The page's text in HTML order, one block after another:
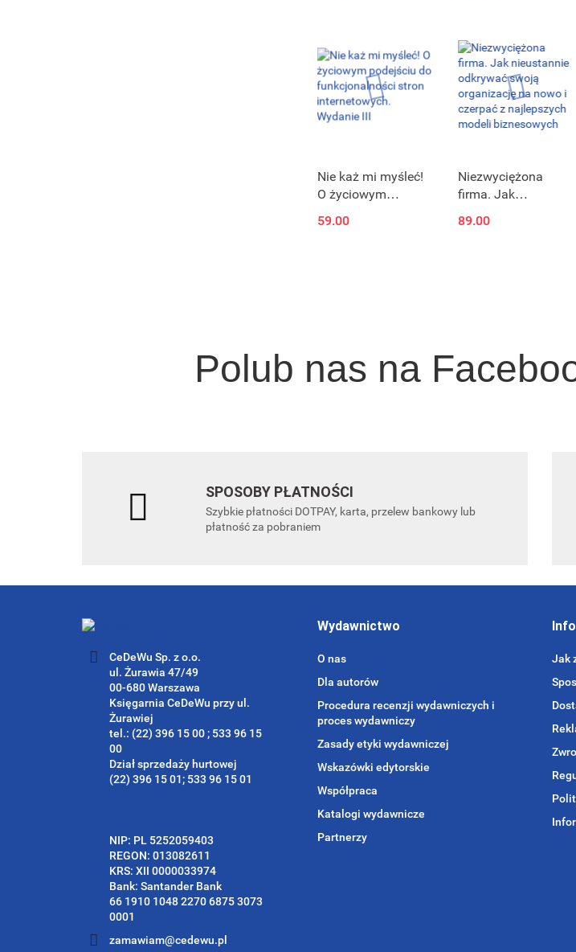
biznesu, e-
commerce,
marketerów.
Wydanie II zaktual
Nie każ mi myśleć!
O życiowym
funkcjonalności
59.00
Niezwyciężona
firma. Jak
odkrywać swoją
89.00
Polub nas na
SPOSOBY PŁATNOŚCI
Szybkie płatności DOTPAY, karta, przelew bankowy lub
płatność za pobraniem
CeDeWu Sp. z o.o.
ul. Żurawia 47/49
00-680 Warszawa
Księgarnia CeDeWu przy ul.
Żurawiej
tel.: (22) 396 15 00 ; 533 96 15
00
Dział sprzedaży hurtowej
(22) 396 15 01; 533 96 15 01
NIP: PL 5252059403
REGON: 013082611
KRS: XII 0000033974
Bank: Santander Bank
66 1910 1048 2270 6875 3073
0001
zamawiam@cedewu.pl
Wydawnictwo
O nas
Dla autorów
Procedura recenzji wydawniczych i
proces wydawniczy
Zasady etyki wydawniczej
Wskazówki edytorskie
Współpraca
Katalogi wydawnicze
Partnerzy
Jak